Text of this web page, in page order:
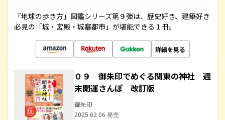
「地球の歩き方」図鑑シリーズ第９弾は、歴史好き、建築好き
必見の「城・宮殿・城塞都市」が堪能できる１冊。
詳細を見る
０９ 御朱印でめぐる関東の神社 週
末開運さんぽ 改訂版
御朱印
2025.02.06 発売